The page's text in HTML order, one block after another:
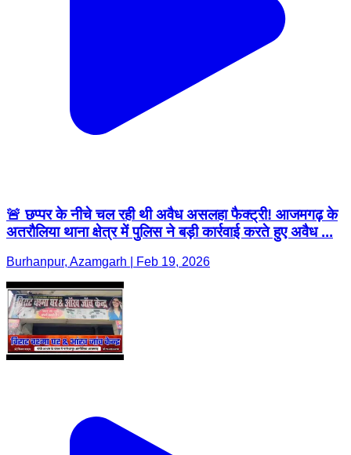
🚨 छप्पर के नीचे चल रही थी अवैध असलहा फैक्ट्री! आजमगढ़ के
अतरौलिया थाना क्षेत्र में पुलिस ने बड़ी कार्रवाई करते हुए अवैध ...
Burhanpur, Azamgarh | Feb 19, 2026